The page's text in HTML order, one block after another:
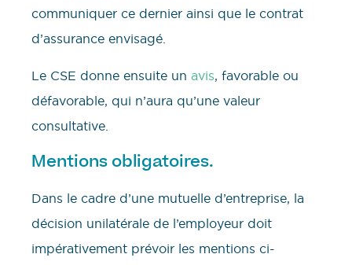
communiquer ce dernier ainsi que le contrat
d’assurance envisagé.
Le CSE donne ensuite un avis, favorable ou
défavorable, qui n’aura qu’une valeur
consultative.
Mentions obligatoires.
Dans le cadre d’une mutuelle d’entreprise, la
décision unilatérale de l’employeur doit
impérativement prévoir les mentions ci-